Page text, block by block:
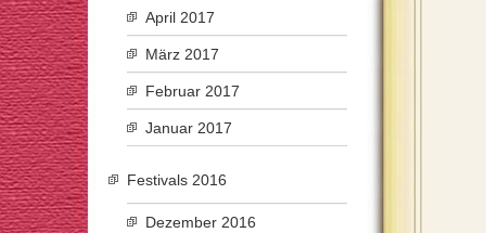
April 2017
März 2017
Februar 2017
Januar 2017
Festivals 2016
Dezember 2016